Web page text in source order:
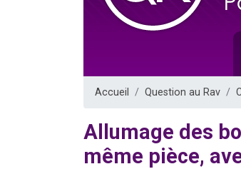
Accueil Question au Rav
Allumage des
même pièce,